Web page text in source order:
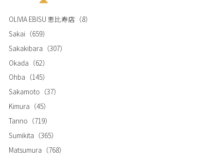
OLIVIA EBISU 恵比寿店 （8）
Sakai （659）
Sakakibara （307）
Okada （62）
Ohba （145）
Sakamoto （37）
Kimura （45）
Tanno （719）
Sumikita （365）
Matsumura （768）